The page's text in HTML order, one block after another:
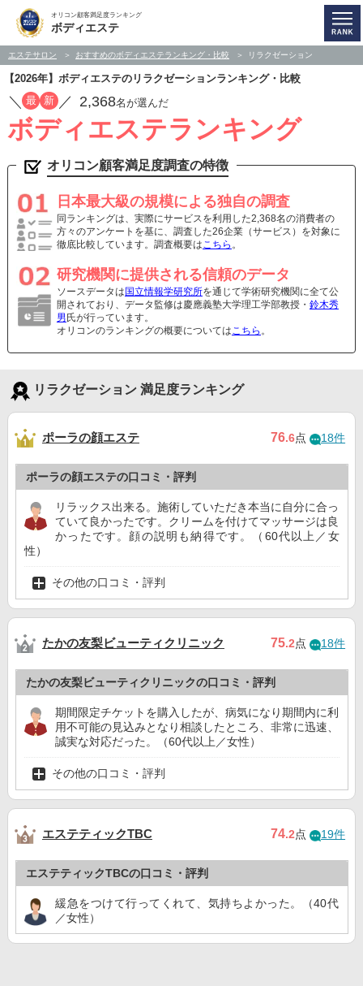
オリコン顧客満足度ランキング
ボディエステ
エステサロン おすすめのボディエステランキング・比較 リラクゼーション
【2026年】ボディエステのリラクゼーションランキング・比較
／ 最 新 ／ 2,368名が選んだ
ボディエステランキング
オリコン顧客満足度調査の特徴
日本最大級の規模による独自の調査
同ランキングは、実際にサービスを利用した2,368名の消費者の
方々のアンケートを基に、調査した26企業（サービス）を対象に
徹底比較しています。調査概要はこちら 。
研究機関に提供される信頼のデータ
ソースデータは 国立情報学研究所を通じて学術研究機関に全て公
開されており、データ監修は慶應義塾大学理工学部教授・ 鈴木秀
男 氏が行っています。
オリコンのランキングの概要についてはこちら 。
リラクゼーション 満足度ランキング
ポーラの顔エステ 76.6点 18件
ポーラの顔エステの口コミ・評判
リラックス出来る。施術していただき本当に自分に合っ
ていて良かったです。クリームを付けてマッサージは良
かったです。顔の説明も納得です。（60代以上／女
性）
その他の口コミ・評判
たかの友梨ビューティクリニック 75.2点 18件
たかの友梨ビューティクリニックの口コミ・評判
期間限定チケットを購入したが、病気になり期間内に利
用不可能の見込みとなり相談したところ、非常に迅速、
誠実な対応だった。（60代以上／女性）
その他の口コミ・評判
エステティックTBC 74.2点 19件
エステティックTBCの口コミ・評判
緩急をつけて行ってくれて、気持ちよかった。（40代
／女性）